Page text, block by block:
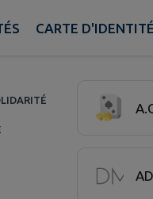
de page
CARTE